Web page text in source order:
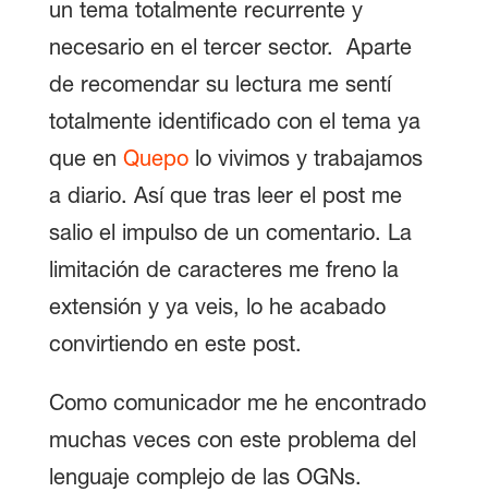
un tema totalmente recurrente y
necesario en el tercer sector. Aparte
de recomendar su lectura me sentí
totalmente identificado con el tema ya
que en Quepolo vivimos y trabajamos
a diario. Así que tras leer el post me
salio el impulso de un comentario. La
limitación de caracteres me freno la
extensión y ya veis, lo he acabado
convirtiendo en este post.
Como comunicador me he encontrado
muchas veces con este problema del
lenguaje complejo de las OGNs.